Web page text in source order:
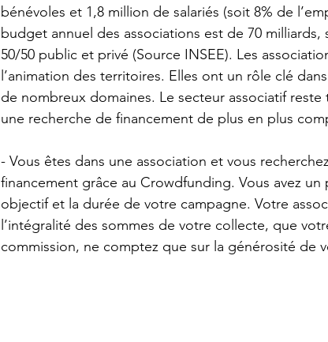
bénévoles et 1,8 million de salariés (soit 8% de
budget annuel des associations est de 70 milliards,
50/50 public et privé (Source INSEE). Les
l’animation des territoires. Elles ont un rôle clé
de nombreux domaines. Le secteur associatif
une recherche de financement de plus en plus
- Vous êtes dans une association et vous
financement grâce au Crowdfunding. Vous avez
objectif et la durée de votre campagne. Votre
l’intégralité des sommes de votre collecte, que
commission, ne comptez que sur la générosité de